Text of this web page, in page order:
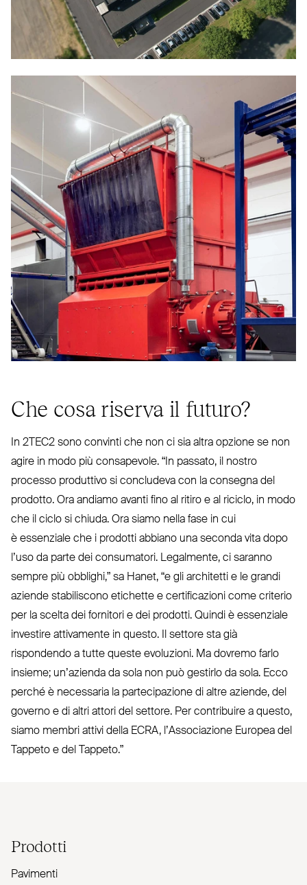
Che cosa riserva il futuro?
In 2TEC2 sono convinti che non ci sia altra opzione se non
agire in modo più con­sapevole. “ In passato, il nostro
processo pro­duttivo si con­cludeva con la consegna del
prodotto. Ora andiamo avanti fino al ritiro e al riciclo, in modo
che il ciclo si chiuda. Ora siamo nella fase in cui
è essenziale che i prodotti abbiano una seconda vita dopo
l’uso da parte dei con­sumatori. Legalmente, ci saranno
sempre più obblighi,” sa Hanet, “e gli architetti e le grandi
aziende sta­bi­liscono etichette e cer­ti­fi­cazioni come criterio
per la scelta dei fornitori e dei prodotti. Quindi è essenziale
investire atti­vamente in questo. Il settore sta già
rispondendo a tutte queste evo­luzioni. Ma dovremo farlo
insieme; un’azienda da sola non può gestirlo da sola. Ecco
perché è necessaria la par­te­ci­pazione di altre aziende, del
governo e di altri attori del settore. Per con­tribuire a questo,
siamo membri attivi della ECRA, l’As­so­ciazione Europea del
Tappeto e del Tappeto.”
Prodotti
Pavimenti